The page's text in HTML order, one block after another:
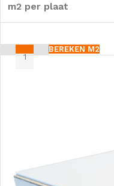
m2 per plaat
BEREKEN M2